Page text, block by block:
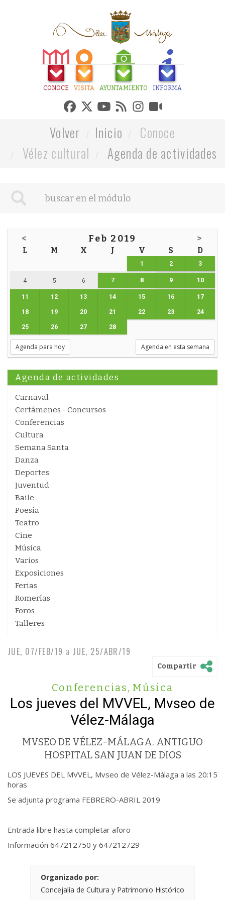
CONOCE VISITA AYUNTAMIENTO INFORMA
Volver Inicio
Conoce
Vélez cultural
Agenda de actividades
< Feb 2019 >
L M X J V S D
1 2 3
4 5 6 7 8 9 10
11 12 13 14 15 16 17
18 19 20 21 22 23 24
25 26 27 28
Agenda para hoy Agenda en esta semana
Agenda de actividades
Carnaval
Certámenes - Concursos
Conferencias
Cultura
Semana Santa
Danza
Deportes
Juventud
Baile
Poesía
Teatro
Cine
Música
Varios
Exposiciones
Ferias
Romerías
Foros
Talleres
JUE, 07/FEB/19 a JUE, 25/ABR/19
Compartir
Conferencias, Música
Los jueves del MVVEL, Mvseo de
Vélez-Málaga
MVSEO DE VÉLEZ-MÁLAGA. ANTIGUO
HOSPITAL SAN JUAN DE DIOS
LOS JUEVES DEL MVVEL, Mvseo de Vélez-Málaga a las 20:15
horas
Se adjunta programa FEBRERO-ABRIL 2019
Entrada libre hasta completar aforo
Información 647212750 y 647212729
Organizado por:
Concejalía de Cultura y Patrimonio Histórico